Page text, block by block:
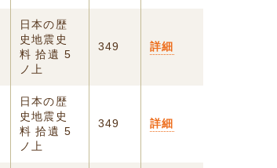
日本の歴
史地震史
料 拾遺 5
ノ上
349 詳細
日本の歴
史地震史
料 拾遺 5
ノ上
349 詳細